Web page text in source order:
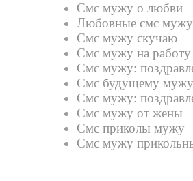
Смс мужу о любви
Любовные смс мужу
Смс мужу скучаю
Смс мужу на работу
Смс мужу:
Смс будущему мужу
Смс мужу:
Смс мужу от жены
Смс приколы мужу
Смс мужу